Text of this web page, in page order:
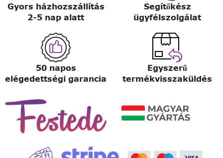
Gyors házhozszállítás
2-5 nap alatt
Segítőkész
ügyfélszolgálat
50 napos
elégedettségi garancia
Egyszerű
termékvisszaküldés